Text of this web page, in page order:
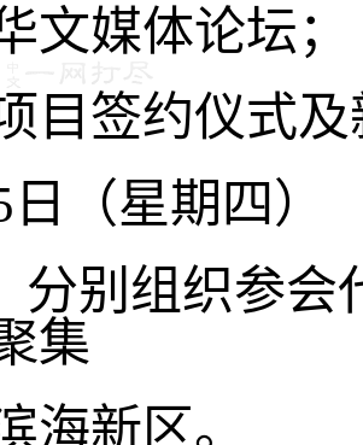
文媒体论坛；
目签约仪式
日（星期四）
分别组织参会
集
海新区。